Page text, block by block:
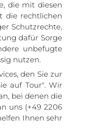
die mit diesen
die rechtlichen
Schutzrechte,
dafür Sorge
unbefugte
nutzen.
den Sie zur
auf Tour". Wir
bei denen die
uns (+49 2206
Ihnen sehr